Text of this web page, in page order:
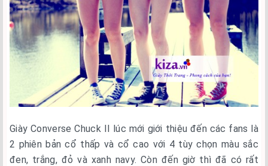
Giày Converse Chuck II lúc mới giới thiệu đến các fans là
2 phiên bản cổ thấp và cổ cao với 4 tùy chọn màu sắc
đen, trắng, đỏ và xanh navy. Còn đến giờ thì đã có rất